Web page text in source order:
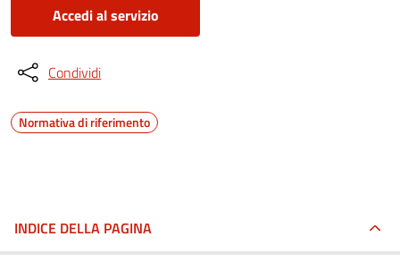
Accedi al servizio
Condividi
Normativa di riferimento
INDICE DELLA PAGINA